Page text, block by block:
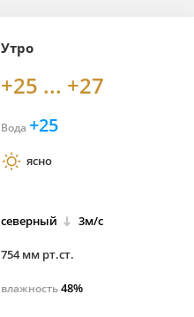
Утро
+25 ... +27
Вода +25
ясно
северный 3м/с
754 мм рт.ст.
влажность48%